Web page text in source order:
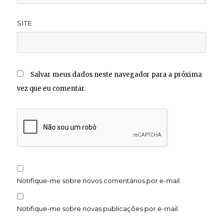
SITE
Salvar meus dados neste navegador para a próxima
vez que eu comentar.
Notifique-me sobre novos comentários por e-mail.
Notifique-me sobre novas publicações por e-mail.